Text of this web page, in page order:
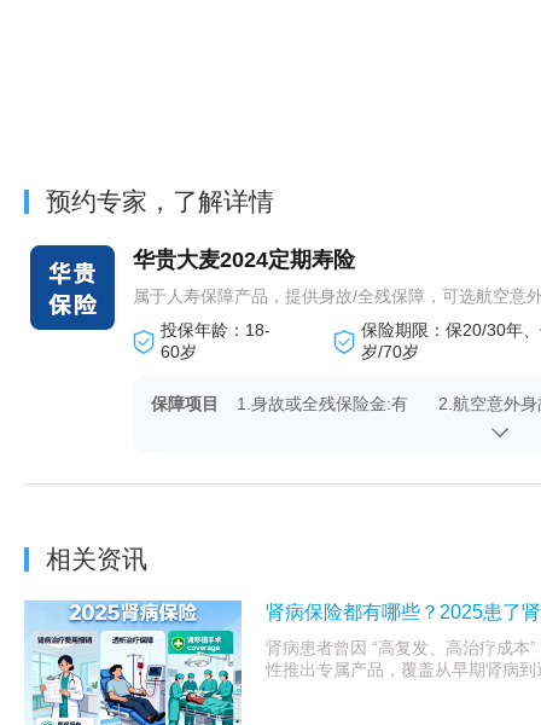
预约专家，了解详情
华贵大麦2024定期寿险
属于人寿保障产品，提供身故/全残保障，可选航空意
投保年龄：18-
60岁
保险期限：保20/30年
岁/70岁
保障项目 1.身故或全残保险金:有
2.航空意外
金（可选）:
相关资讯
肾病保险都有哪些？2025患了
肾病患者曾因 “高复发、高治疗成本
性推出专属产品，覆盖从早期肾病